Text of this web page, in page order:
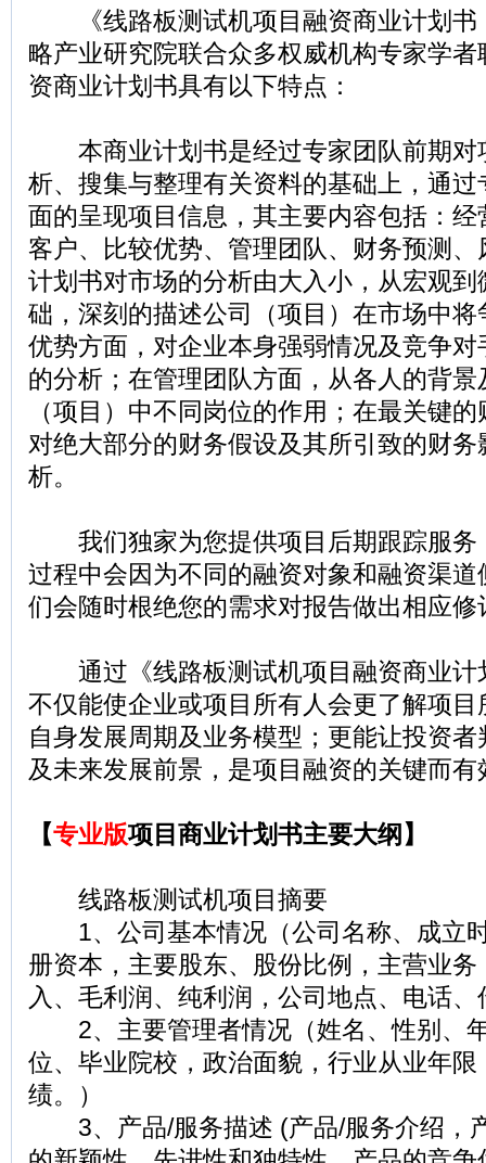
《线路板测试机项目融资商业计划书
略产业研究院联合众多权威机构专家学
资商业计划书具有以下特点：
本商业计划书是经过专家团队前期对
析、搜集与整理有关资料的基础上，通
面的呈现项目信息，其主要内容包括：
客户、比较优势、管理团队、财务预测
计划书对市场的分析由大入小，从宏观
础，深刻的描述公司（项目）在市场中
优势方面，对企业本身强弱情况及竞争
的分析；在管理团队方面，从各人的背
（项目）中不同岗位的作用；在最关键
对绝大部分的财务假设及其所引致的财
析。
我们独家为您提供项目后期跟踪服务
过程中会因为不同的融资对象和融资渠
们会随时根绝您的需求对报告做出相应修
通过《线路板测试机项目融资商业计
不仅能使企业或项目所有人会更了解项
自身发展周期及业务模型；更能让投资
及未来发展前景，是项目融资的关键而有
【专业版项目商业计划书主要大纲】
线路板测试机项目摘要
1、公司基本情况（公司名称、成立
册资本，主要股东、股份比例，主营业
入、毛利润、纯利润，公司地点、电话
2、主要管理者情况（姓名、性别、
位、毕业院校，政治面貌，行业从业年
绩。）
3、产品/服务描述 (产品/服务介绍，